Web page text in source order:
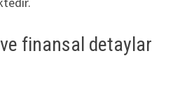
finansal detaylar